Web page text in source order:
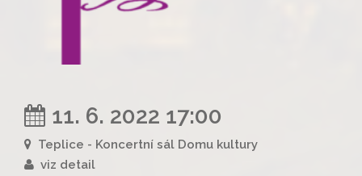
11. 6. 2022 17:00
Teplice - Koncertní sál Domu kultury
viz detail